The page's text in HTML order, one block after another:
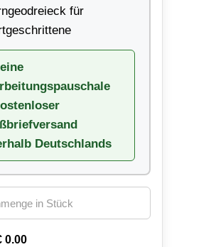
für
Deutschlands
0.00